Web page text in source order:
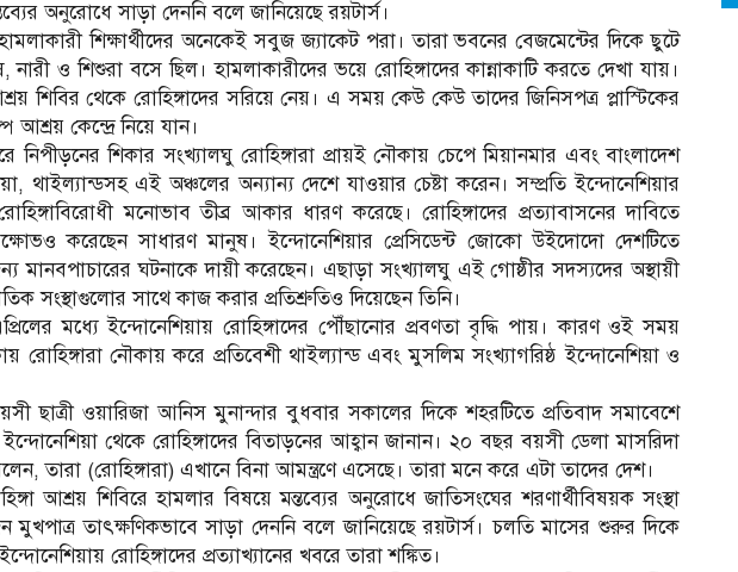
অনুরোধে সাড়া দেননি বলে জানিয়েছে রয়টার্স।
শিক্ষার্থীদের অনেকেই সবুজ জ্যাকেট পরা। তারা ভবনের বেজমেন্টের দিকে ছুটে
নারী ও শিশুরা বসে ছিল। হামলাকারীদের ভয়ে রোহিঙ্গাদের কান্নাকাটি করতে দেখা যায়।
শিবির থেকে রোহিঙ্গাদের সরিয়ে নেয়। এ সময় কেউ কেউ তাদের জিনিসপত্র প্লাস্টিকের
আশ্রয় কেন্দ্রে নিয়ে যান।
নিপীড়নের শিকার সংখ্যালঘু রোহিঙ্গারা প্রায়ই নৌকায় চেপে মিয়ানমার এবং বাংলাদেশ
থাইল্যান্ডসহ এই অঞ্চলের অন্যান্য দেশে যাওয়ার চেষ্টা করেন। সম্প্রতি ইন্দোনেশিয়ার
রোহিঙ্গাবিরোধী মনোভাব তীব্র আকার ধারণ করেছে। রোহিঙ্গাদের প্রত্যাবাসনের দাবিতে
করেছেন সাধারণ মানুষ। ইন্দোনেশিয়ার প্রেসিডেন্ট জোকো উইদোদো দেশটিতে
মানবপাচারের ঘটনাকে দায়ী করেছেন। এছাড়া সংখ্যালঘু এই গোষ্ঠীর সদস্যদের অস্থায়ী
সংস্থাগুলোর সাথে কাজ করার প্রতিশ্রুতিও দিয়েছেন তিনি।
মধ্যে ইন্দোনেশিয়ায় রোহিঙ্গাদের পৌঁছানোর প্রবণতা বৃদ্ধি পায়। কারণ ওই সময়
রোহিঙ্গারা নৌকায় করে প্রতিবেশী থাইল্যান্ড এবং মুসলিম সংখ্যাগরিষ্ঠ ইন্দোনেশিয়া ও
ছাত্রী ওয়ারিজা আনিস মুনান্দার বুধবার সকালের দিকে শহরটিতে প্রতিবাদ সমাবেশে
থেকে রোহিঙ্গাদের বিতাড়নের আহ্বান জানান। ২০ বছর বয়সী ডেলা মাসরিদা
তারা (রোহিঙ্গারা) এখানে বিনা আমন্ত্রণে এসেছে। তারা মনে করে এটা তাদের দেশ।
আশ্রয় শিবিরে হামলার বিষয়ে মন্তব্যের অনুরোধে জাতিসংঘের শরণার্থীবিষয়ক সংস্থা
তাৎক্ষণিকভাবে সাড়া দেননি বলে জানিয়েছে রয়টার্স। চলতি মাসের শুরুর দিকে
রোহিঙ্গাদের প্রত্যাখ্যানের খবরে তারা শঙ্কিত।